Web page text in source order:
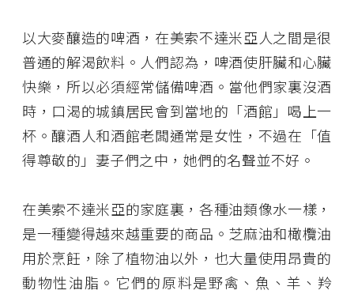
以大麥釀造的啤酒，在美索不達米亞人之間是很
普通的解渴飲料。人們認為，啤酒使肝臟和心臟
快樂，所以必須經常儲備啤酒。當他們家裏沒酒
時，口渴的城鎮居民會到當地的「酒館」喝上一
杯。釀酒人和酒館老闆通常是女性，不過在「值
得尊敬的」妻子們之中，她們的名聲並不好。
在美索不達米亞的家庭裏，各種油類像水一樣，
是一種變得越來越重要的商品。芝麻油和橄欖油
用於烹飪，除了植物油以外，也大量使用昂貴的
動物性油脂。它們的原料是野禽、魚、羊、羚